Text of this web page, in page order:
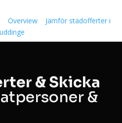
Overview
Jämför städofferter i
& Skicka
&